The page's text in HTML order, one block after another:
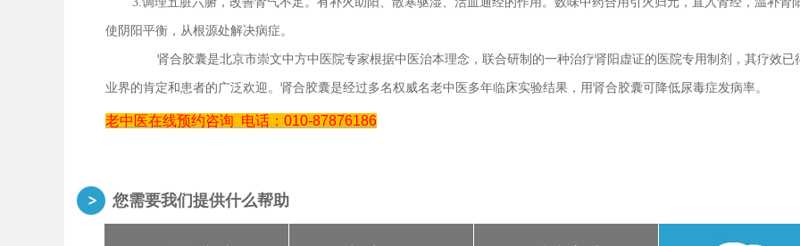
使阴阳平衡，从根源处解决病症。
肾合胶囊是北京市崇文中方中医院专家根据中医治本理念，联合研制的一种治疗肾阳虚证的医院专用制剂，其疗效已
业界的肯定和患者的广泛欢迎。肾合胶囊是经过多名权威名老中医多年临床实验结果，用肾合胶囊可降低尿毒症发病率。
老中医在线预约咨询 电话：010-87876186
您需要我们提供什么帮助